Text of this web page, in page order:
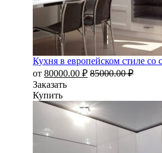
Кухня в европейском стиле
от 80000.00 ₽ 85000.00₽
Заказать
Купить